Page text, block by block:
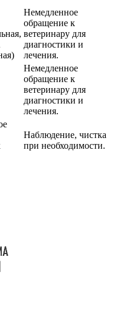
Немедленное
обращение к
ветеринару для
диагностики и
лечения.
Немедленное
обращение к
ветеринару для
диагностики и
лечения.
Наблюдение, чистка
при необходимости.